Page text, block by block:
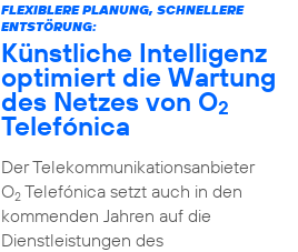
FLEXIBLERE PLANUNG, SCHNELLERE
ENTSTÖRUNG:
Künstliche Intelligenz
optimiert die Wartung
des Netzes von O2
Telefónica
Der Telekommunikationsanbieter
O2Telefónica setzt auch in den
kommenden Jahren auf die
Dienstleistungen des